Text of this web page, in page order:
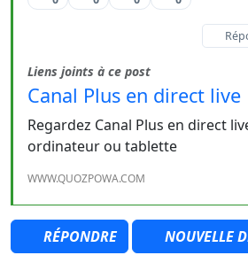
Liens joints à ce post
Canal Plus en direct live
Regardez Canal Plus en direct
ordinateur ou tablette
WWW.QUOZPOWA.COM
RÉPONDRE NOUVELLE